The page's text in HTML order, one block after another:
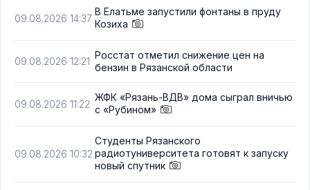
09.08.2026 14:37
В Елатьме запустили фонтаны в пруду
Козиха
09.08.2026 12:21
Росстат отметил снижение цен на
бензин в Рязанской области
09.08.2026 11:22
ЖФК «Рязань-ВДВ» дома сыграл вничью
с «Рубином»
09.08.2026 10:32
Студенты Рязанского
радиотуниверситета готовят к запуску
новый спутник